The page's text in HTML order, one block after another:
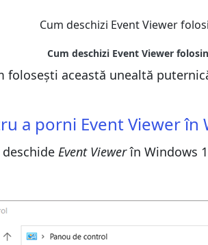
folosind Gestionare computer
10 și Windows 11
în Windows 10
folosind Gestionare computer
de activități
10 și Windows 11
în Windows 10
folosești această unealtă
a porni Event Viewer în
Event Viewerîn Windows